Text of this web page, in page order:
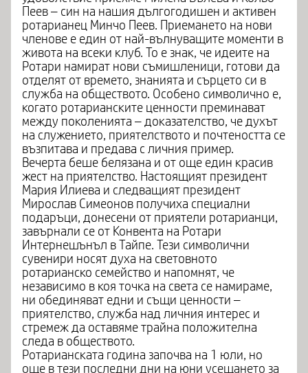
Пеев – син на нашия дългогодишен и активен
ротарианец Минчо Пеев. Приемането на нови
членове е един от най-вълнуващите моменти в
живота на всеки клуб. То е знак, че идеите на
Ротари намират нови съмишленици, готови да
отделят от времето, знанията и сърцето си в
служба на обществото. Особено символично е,
когато ротарианските ценности преминават
между поколенията – доказателство, че духът
на служението, приятелството и почтеността се
възпитава и предава с личния пример.
Вечерта беше белязана и от още един красив
жест на приятелство. Настоящият президент
Мария Илиева и следващият президент
Мирослав Симеонов получиха специални
подаръци, донесени от приятели ротарианци,
завърнали се от Конвента на Ротари
Интернешънъл в Тайпе. Тези символични
сувенири носят духа на световното
ротарианско семейство и напомнят, че
независимо в коя точка на света се намираме,
ни обединяват едни и същи ценности –
приятелство, служба над личния интерес и
стремеж да оставяме трайна положителна
следа в обществото.
Ротарианската година започва на 1 юли, но
още в тези последни дни на юни усещането за